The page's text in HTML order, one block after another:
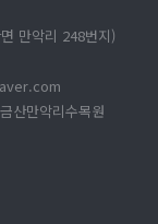
만악리 248번지)
산만악리수목원